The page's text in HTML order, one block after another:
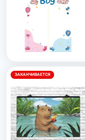
ЗАКАНЧИВАЕТСЯ